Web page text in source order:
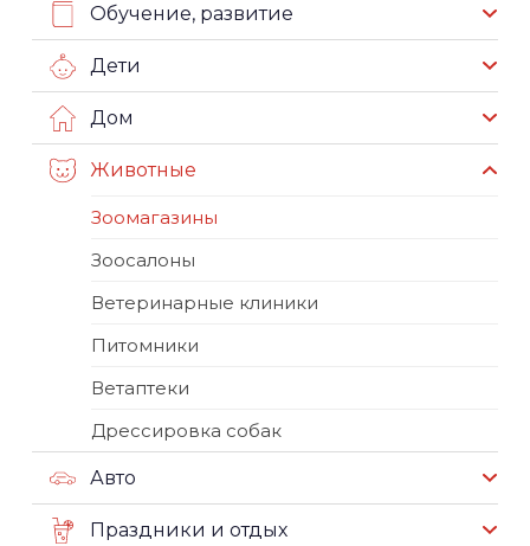
Обучение, развитие
Дети
Дом
Животные
Зоомагазины
Зоосалоны
Ветеринарные клиники
Питомники
Ветаптеки
Дрессировка собак
Авто
Праздники и отдых